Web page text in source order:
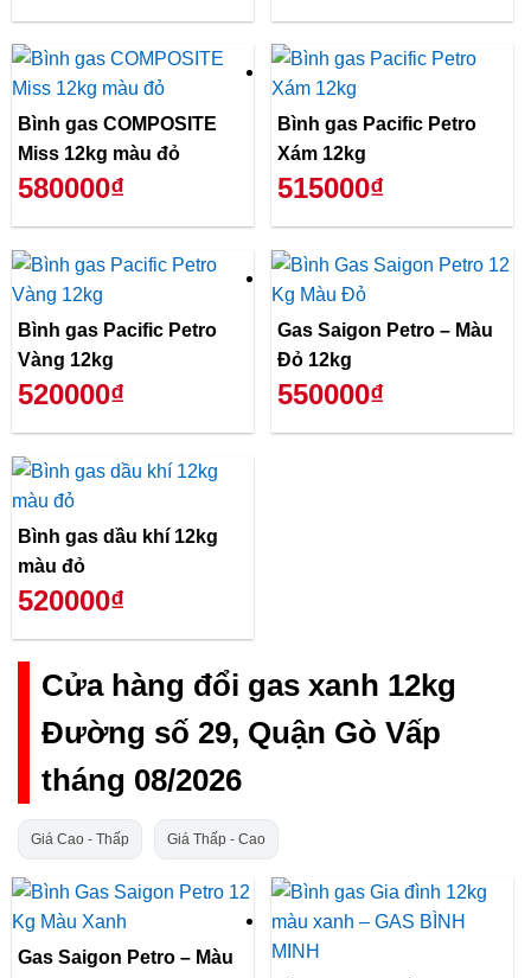
Bình gas COMPOSITE
Miss 12kg màu đỏ
580000₫
Bình gas Pacific Petro
Xám 12kg
515000₫
Bình gas Pacific Petro
Vàng 12kg
520000₫
Gas Saigon Petro – Màu
Đỏ 12kg
550000₫
Bình gas dầu khí 12kg
màu đỏ
520000₫
Cửa hàng đổi gas xanh 12kg
Đường số 29, Quận Gò Vấp
tháng 08/2026
Giá Cao - Thấp Giá Thấp - Cao
Gas Saigon Petro – Màu